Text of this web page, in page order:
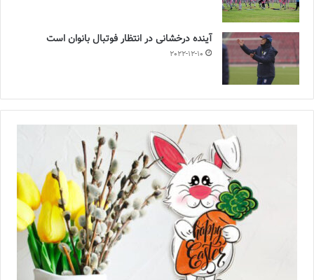
آینده درخشانی در انتظار فوتبال بانوان است
2022-12-10